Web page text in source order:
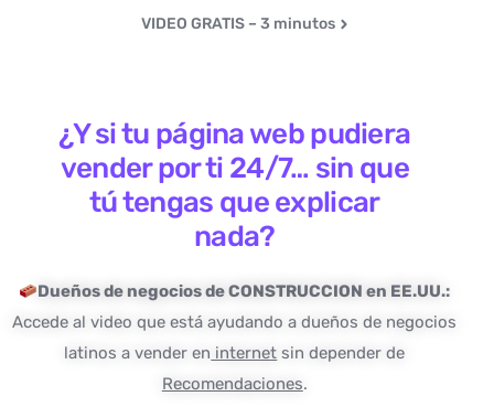
VIDEO GRATIS – 3 minutos
¿Y si tu página web pudiera
vender por ti 24/7… sin que
tú tengas que explicar
nada?
Dueños de negocios de CONSTRUCCION en EE.UU.:
Accede al video que está ayudando a dueños de negocios
latinos a vender en internet sin depender de
Recomendaciones.